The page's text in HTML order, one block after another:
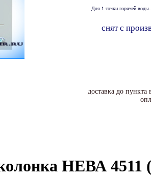
Для 1 точки горячей
доставка до
снят с
НЕВА 4511